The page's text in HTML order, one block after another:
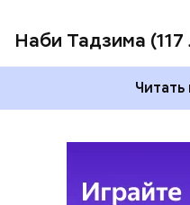
Наби Тадзима (117